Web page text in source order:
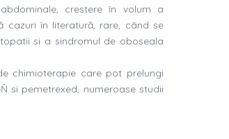
crestere în volum a
cazuri în literatură, rare, când se
si a sindromul de oboseala
chimioterapie care pot prelungi
si pemetrexed, numeroase studii